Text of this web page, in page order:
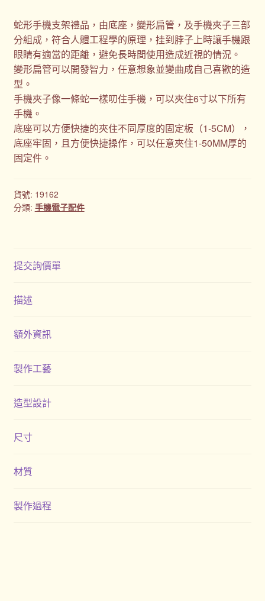
蛇形手機支架禮品，由底座，變形扁管，及手機夾子三部
分組成，符合人體工程學的原理，挂到脖子上時讓手機跟
眼睛有適當的距離，避免長時間使用造成近視的情況。
變形扁管可以開發智力，任意想象並變曲成自己喜歡的造
型。
手機夾子像一條蛇一樣叨住手機，可以夾住6寸以下所有
手機。
底座可以方便快捷的夾住不同厚度的固定板（1-5CM），
底座牢固，且方便快捷操作，可以任意夾住1-50MM厚的
固定件。
貨號: 19162
分類: 手機電子配件
提交詢價單
描述
額外資訊
製作工藝
造型設計
尺寸
材質
製作過程